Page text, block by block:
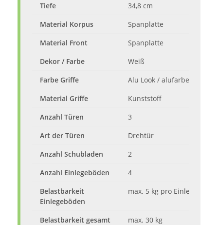
Tiefe
34,8 cm
Material Korpus
Spanplatte
Material Front
Spanplatte
Dekor / Farbe
Weiß
Farbe Griffe
Alu Look / alufarben
Material Griffe
Kunststoff
Anzahl Türen
3
Art der Türen
Drehtür
Anzahl Schubladen
2
Anzahl Einlegeböden
4
Belastbarkeit
Einlegeböden
max. 5 kg pro Einlegeboden
Belastbarkeit gesamt
max. 30 kg